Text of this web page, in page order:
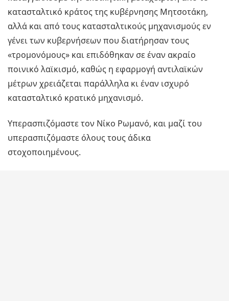
κατασταλτικό κράτος της κυβέρνησης Μητσοτάκη,
αλλά και από τους κατασταλτικούς μηχανισμούς εν
γένει των κυβερνήσεων που διατήρησαν τους
«τρομονόμους» και επιδόθηκαν σε έναν ακραίο
ποινικό λαϊκισμό, καθώς η εφαρμογή αντιλαϊκών
μέτρων χρειάζεται παράλληλα κι έναν ισχυρό
κατασταλτικό κρατικό μηχανισμό.
Υπερασπιζόμαστε τον Νίκο Ρωμανό, και μαζί του
υπερασπιζόμαστε όλους τους άδικα
στοχοποιημένους.